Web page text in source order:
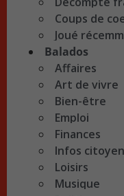
Coups de
Joué
Balados
Affaires
Art de vivre
Bien-être
Emploi
Finances
Infos
Loisirs
Musique